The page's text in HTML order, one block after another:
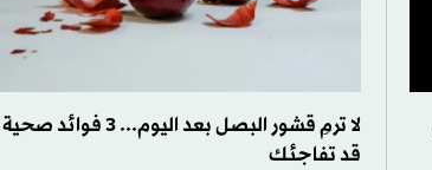
لا ترمِ قشور البصل بعد اليوم... 3 فوائد صحية
قد تفاجئك